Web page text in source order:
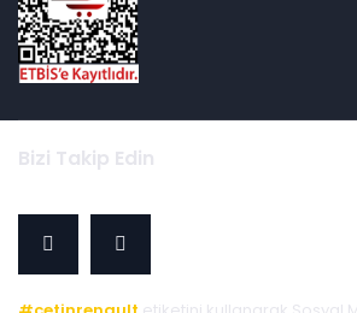
Bizi Takip Edin